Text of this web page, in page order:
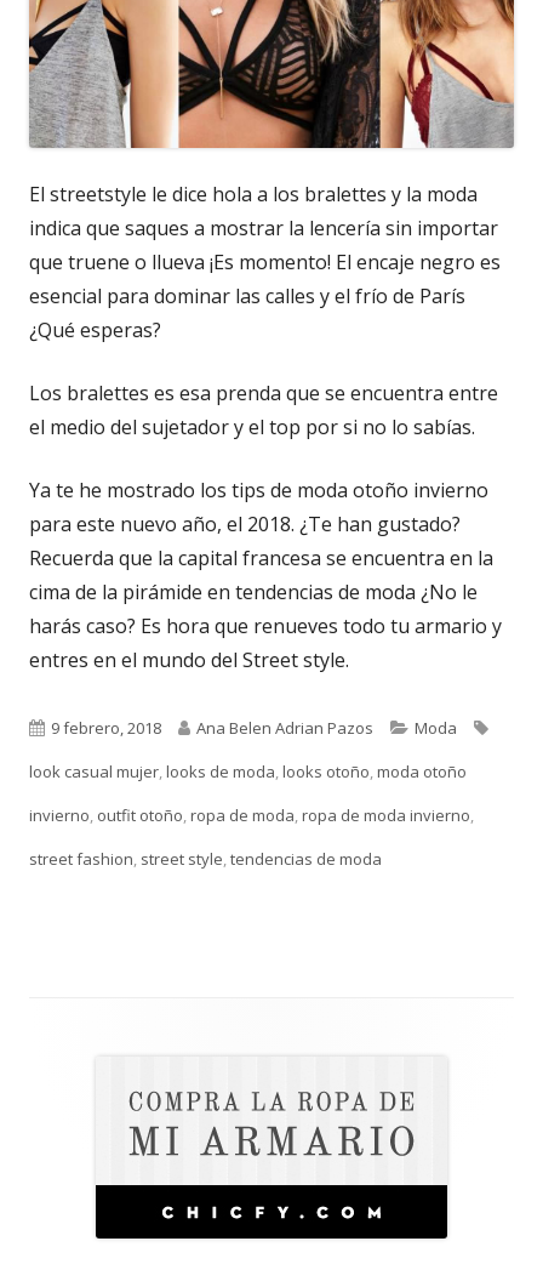
El streetstyle le dice hola a los bralettes y la moda
indica que saques a mostrar la lencería sin importar
que truene o llueva ¡Es momento! El encaje negro es
esencial para dominar las calles y el frío de París
¿Qué esperas?
Los bralettes es esa prenda que se encuentra entre
el medio del sujetador y el top por si no lo sabías.
Ya te he mostrado los tips de moda otoño invierno
para este nuevo año, el 2018. ¿Te han gustado?
Recuerda que la capital francesa se encuentra en la
cima de la pirámide en tendencias de moda ¿No le
harás caso? Es hora que renueves todo tu armario y
entres en el mundo del Street style.
Publicado
el
9 febrero, 2018 Autor
Ana Belen Adrian Pazos Categorías
Moda
look casual mujer,looks de moda,looks otoño,moda otoño
invierno, outfit otoño,ropa de moda,ropa de moda invierno,
street fashion, street style,tendencias de moda
principal